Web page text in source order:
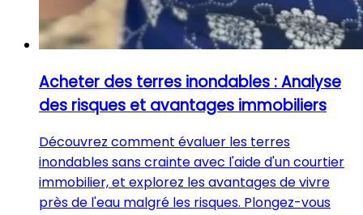
Acheter des terres inondables : Analyse
des risques et avantages immobiliers
Découvrez comment évaluer les terres
inondables sans crainte avec l'aide d'un courtier
immobilier, et explorez les avantages de vivre
près de l'eau malgré les risques. Plongez-vous